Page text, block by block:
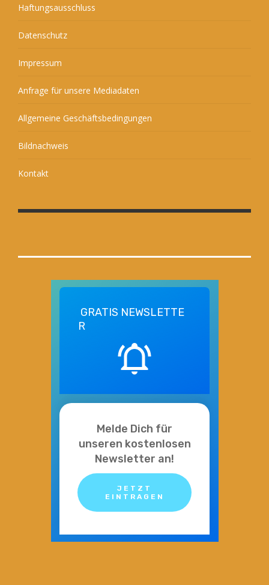
Haftungsausschluss
Datenschutz
Impressum
Anfrage für unsere Mediadaten
Allgemeine Geschäftsbedingungen
Bildnachweis
Kontakt
GRATIS NEWSLETTE
R
Melde Dich für
unseren kostenlosen
Newsletter an!
JETZT
EINTRAGEN